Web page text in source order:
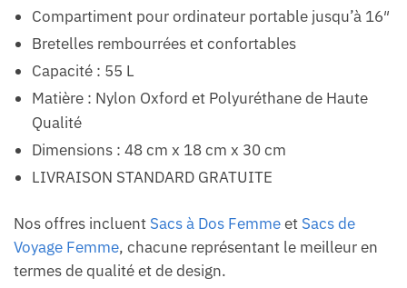
Compartiment pour ordinateur portable jusqu’à 16″
Bretelles rembourrées et confortables
Capacité : 55 L
Matière : Nylon Oxford et Polyuréthane de Haute
Qualité
Dimensions : 48 cm x 18 cm x 30 cm
LIVRAISON STANDARD GRATUITE
Nos offres incluent Sacs à Dos Femmeet Sacs de
Voyage Femme, chacune représentant le meilleur en
termes de qualité et de design.